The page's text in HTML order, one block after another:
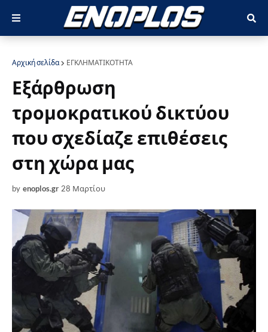
Αρχική σελίδα ΕΓΚΛΗΜΑΤΙΚΟΤΗΤΑ
Εξάρθρωση
τρομοκρατικού δικτύου
που σχεδίαζε επιθέσεις
στη χώρα μας
by enoplos.gr 28 Μαρτίου